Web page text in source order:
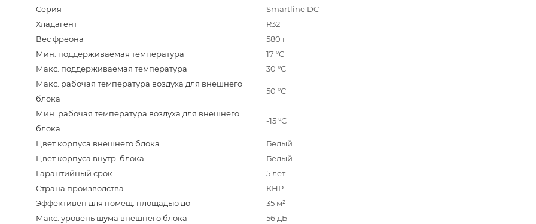
Серия
Smartline DC
Хладагент
R32
Вес фреона
580 г
Мин. поддерживаемая температура
17 °С
Макс. поддерживаемая температура
30 °С
Макс. рабочая температура воздуха для внешнего
блока
50 °С
Мин. рабочая температура воздуха для внешнего
блока
-15 °С
Цвет корпуса внешнего блока
Белый
Цвет корпуса внутр. блока
Белый
Гарантийный срок
5 лет
Страна производства
КНР
Эффективен для помещ. площадью до
35 м²
Макс. уровень шума внешнего блока
56 дБ